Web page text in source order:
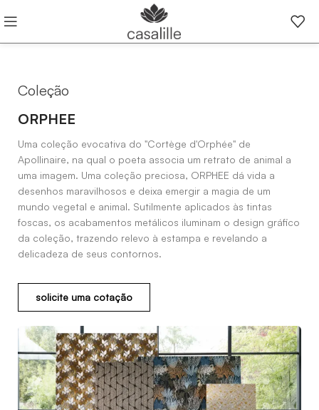
Coleção
ORPHEE
Uma coleção evocativa do "Cortège d'Orphée" de
Apollinaire, na qual o poeta associa um retrato de animal a
uma imagem. Uma coleção preciosa, ORPHEE dá vida a
desenhos maravilhosos e deixa emergir a magia de um
mundo vegetal e animal. Sutilmente aplicados às tintas
foscas, os acabamentos metálicos iluminam o design gráfico
da coleção, trazendo relevo à estampa e revelando a
delicadeza de seus contornos.
solicite uma cotação